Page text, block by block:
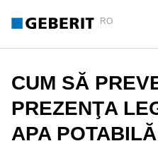
RO
CUM SĂ
PREZENŢA
APA POTABILĂ